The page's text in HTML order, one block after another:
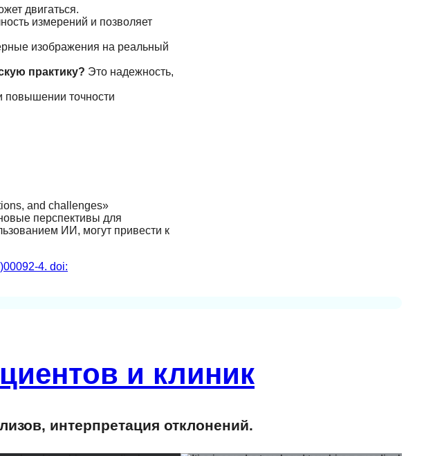
двигаться.
измерений и позволяет
изображения на реальный
практику? Это надежность,
повышении точности
and challenges»
перспективы для
ИИ, могут привести к
4. doi:
и клиник
интерпретация отклонений.